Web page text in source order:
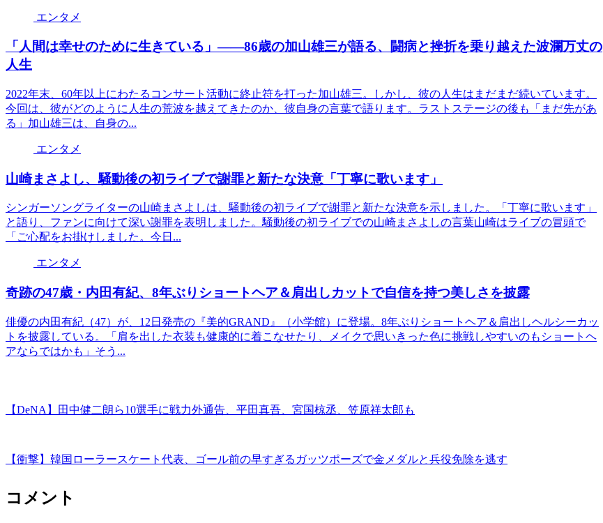
エンタメ
「人間は幸せのために生きている」――86歳の加山雄三が語る、闘病と挫折を乗り越えた波瀾万丈の
人生
2022年末、60年以上にわたるコンサート活動に終止符を打った加山雄三。しかし、彼の人生はまだまだ続いています。
今回は、彼がどのように人生の荒波を越えてきたのか、彼自身の言葉で語ります。ラストステージの後も「まだ先があ
る」加山雄三は、自身の...
エンタメ
山崎まさよし、騒動後の初ライブで謝罪と新たな決意「丁寧に歌います」
シンガーソングライターの山崎まさよしは、騒動後の初ライブで謝罪と新たな決意を示しました。「丁寧に歌います」
と語り、ファンに向けて深い謝罪を表明しました。騒動後の初ライブでの山崎まさよしの言葉山崎はライブの冒頭で
「ご心配をお掛けしました。今日...
エンタメ
奇跡の47歳・内田有紀、8年ぶりショートヘア＆肩出しカットで自信を持つ美しさを披露
俳優の内田有紀（47）が、12日発売の『美的GRAND』（小学館）に登場。8年ぶりショートヘア＆肩出しヘルシーカッ
トを披露している。「肩を出した衣装も健康的に着こなせたり、メイクで思いきった色に挑戦しやすいのもショートヘ
アならではかも」そう...
【DeNA】田中健二朗ら10選手に戦力外通告、平田真吾、宮国椋丞、笠原祥太郎も
【衝撃】韓国ローラースケート代表、ゴール前の早すぎるガッツポーズで金メダルと兵役免除を逃す
コメント